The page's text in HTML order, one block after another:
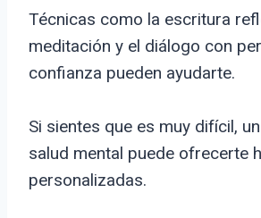
Técnicas como la escritura
meditación y el diálogo con
confianza pueden ayudarte.
Si sientes que es muy difícil,
salud mental puede ofrecerte
personalizadas.